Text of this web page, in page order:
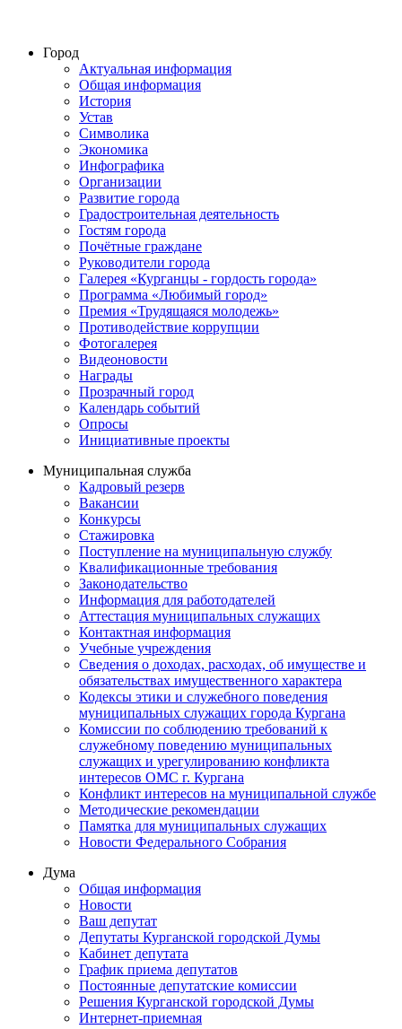
Город
Актуальная информация
Общая информация
История
Устав
Символика
Экономика
Инфографика
Организации
Развитие города
Градостроительная деятельность
Гостям города
Почётные граждане
Руководители города
Галерея «Курганцы - гордость города»
Программа «Любимый город»
Премия «Трудящаяся молодежь»
Противодействие коррупции
Фотогалерея
Видеоновости
Награды
Прозрачный город
Календарь событий
Опросы
Инициативные проекты
Муниципальная служба
Кадровый резерв
Вакансии
Конкурсы
Стажировка
Поступление на муниципальную службу
Квалификационные требования
Законодательство
Информация для работодателей
Аттестация муниципальных служащих
Контактная информация
Учебные учреждения
Сведения о доходах, расходах, об имуществе и
обязательствах имущественного характера
Кодексы этики и служебного поведения
муниципальных служащих города Кургана
Комиссии по соблюдению требований к
служебному поведению муниципальных
служащих и урегулированию конфликта
интересов ОМС г. Кургана
Конфликт интересов на муниципальной службе
Методические рекомендации
Памятка для муниципальных служащих
Новости Федерального Cобрания
Дума
Общая информация
Новости
Ваш депутат
Депутаты Курганской городской Думы
Кабинет депутата
График приема депутатов
Постоянные депутатские комиссии
Решения Курганской городской Думы
Интернет-приемная